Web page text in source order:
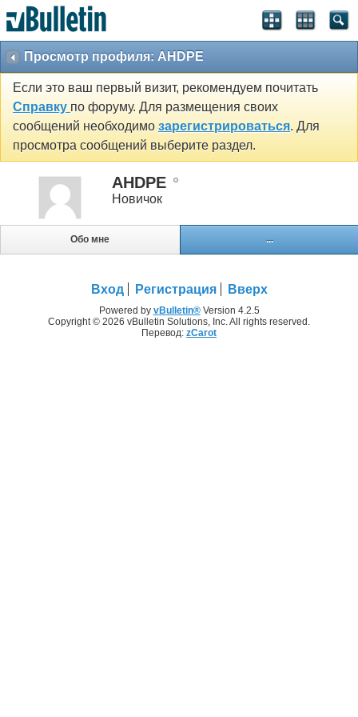
Просмотр профиля: AHDPE
Если это ваш первый визит, рекомендуем почитать
Справку по форуму. Для размещения своих
сообщений необходимо зарегистрироваться. Для
просмотра сообщений выберите раздел.
AHDPE
Новичок
Обо мне ...
Вход Регистрация Вверх
Powered by vBulletin®Version 4.2.5
Copyright © 2026 vBulletin Solutions, Inc. All rights reserved.
Перевод: zCarot